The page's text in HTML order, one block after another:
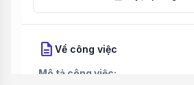
description Về công việc
Mô tả công việc: